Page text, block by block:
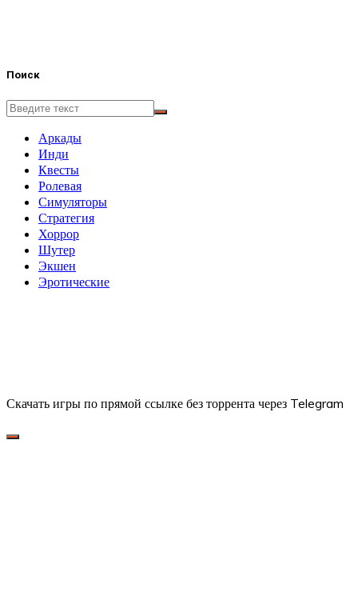
Поиск
Аркады
Инди
Квесты
Ролевая
Симуляторы
Стратегия
Хоррор
Шутер
Экшен
Эротические
Скачать игры по прямой ссылке без торрента через Telegram